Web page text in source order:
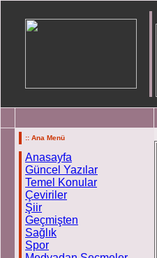
:: Ana Menü
Anasayfa
Güncel Yazılar
Temel Konular
Çeviriler
Şiir
Geçmişten
Sağlık
Spor